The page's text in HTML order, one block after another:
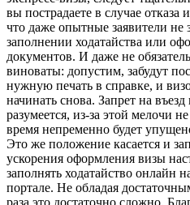
вы пострадаете в случае
что даже опытные заявители не
заполнении ходатайства или
документов. И даже не
виноваты: допустим, забудут
нужную печать в справке, и
начинать снова. Запрет на
разумеется, из-за этой мелочи
время непременно будет
Это же положение касается и
ускорения оформления визы
заполнять ходатайство онлайн
портале. Не обладая